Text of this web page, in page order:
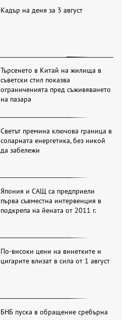
Кадър на деня за 3 август
Търсенето в Китай на жилища в
съветски стил показва
ограниченията пред съживяването
на пазара
Светът премина ключова граница в
соларната енергетика, без никой
да забележи
Япония и САЩ са предприели
първа съвместна интервенция в
подкрепа на йената от 2011 г.
По-високи цени на винетките и
цигарите влизат в сила от 1 август
БНБ пуска в обращение сребърна